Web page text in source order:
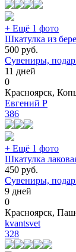
+ Ещё 1 фото
Шкатулка из
500 руб.
Сувениры,
11 дней
0
Красноярск,
Евгений Р
386
+ Ещё 1 фото
Шкатулка
450 руб.
Сувениры,
9 дней
0
Красноярск,
kvantsvet
328